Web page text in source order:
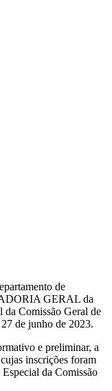
de
GERAL da
da Comissão Geral de
de junho de 2023.
e preliminar, a
inscrições foram
da Comissão